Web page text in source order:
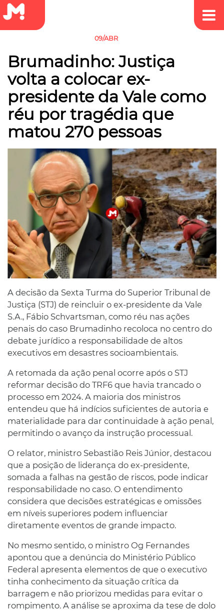
09/ABR
Brumadinho: Justiça
volta a colocar ex-
presidente da Vale como
réu por tragédia que
matou 270 pessoas
A decisão da Sexta Turma do Superior Tribunal de
Justiça (STJ) de reincluir o ex-presidente da Vale
S.A., Fábio Schvartsman, como réu nas ações
penais do caso Brumadinho recoloca no centro do
debate jurídico a responsabilidade de altos
executivos em desastres socioambientais.
A retomada da ação penal ocorre após o STJ
reformar decisão do TRF6 que havia trancado o
processo em 2024. A maioria dos ministros
entendeu que há indícios suficientes de autoria e
materialidade para dar continuidade à ação penal,
permitindo o avanço da instrução processual.
O relator, ministro Sebastião Reis Júnior, destacou
que a posição de liderança do ex-presidente,
somada a falhas na gestão de riscos, pode indicar
responsabilidade no caso. O entendimento
considera que decisões estratégicas e omissões
em níveis superiores podem influenciar
diretamente eventos de grande impacto.
No mesmo sentido, o ministro Og Fernandes
apontou que a denúncia do Ministério Público
Federal apresenta elementos de que o executivo
tinha conhecimento da situação crítica da
barragem e não priorizou medidas para evitar o
rompimento. A análise se aproxima da tese de dolo